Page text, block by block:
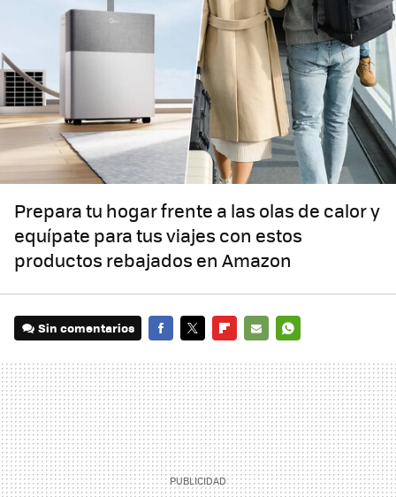
Prepara tu hogar frente a las olas de calor y
equípate para tus viajes con estos
productos rebajados en Amazon
Sin comentarios
MAIL